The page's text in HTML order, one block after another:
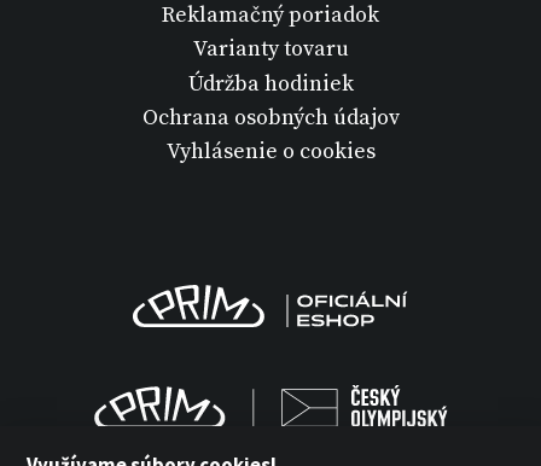
Reklamačný poriadok
Varianty tovaru
Údržba hodiniek
Ochrana osobných údajov
Vyhlásenie o cookies